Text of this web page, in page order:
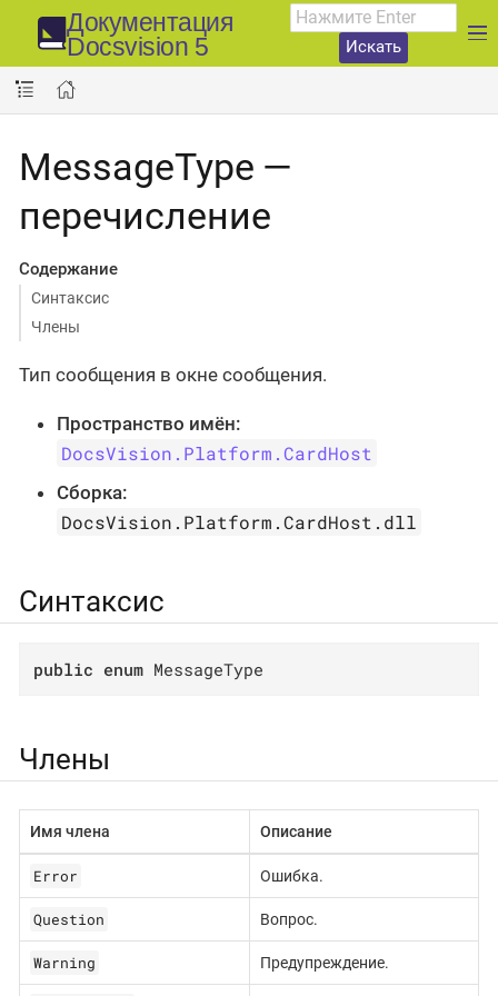
Документация
Docsvision 5
Искать
MessageType —
перечисление
Содержание
Синтаксис
Члены
Тип сообщения в окне сообщения.
Пространство имён:
DocsVision.Platform.CardHost
Сборка:
DocsVision.Platform.CardHost.dll
Синтаксис
public enum MessageType
Члены
Имя члена Описание
Error Ошибка.
Question Вопрос.
Warning Предупреждение.